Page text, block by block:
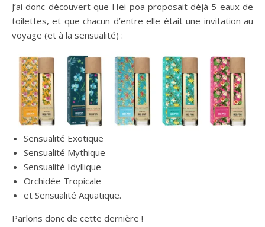
J’ai donc découvert que Hei poa proposait déjà 5 eaux de
toilettes, et que chacun d’entre elle était une invitation au
voyage (et à la sensualité) :
Sensualité Exotique
Sensualité Mythique
Sensualité Idyllique
Orchidée Tropicale
et Sensualité Aquatique.
Parlons donc de cette dernière !